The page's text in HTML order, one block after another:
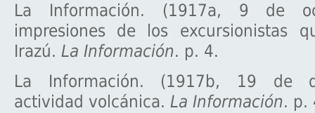
La Información. (1917a, 9 de
impresiones de los excursionistas
Irazú. La Información. p. 4.
La Información. (1917b, 19 de
actividad volcánica. La Información. p.